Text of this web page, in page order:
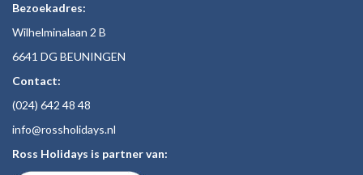
Bezoekadres:
Wilhelminalaan 2 B
6641 DG BEUNINGEN
Contact:
(024) 642 48 48
info@rossholidays.nl
Ross Holidays is partner van: